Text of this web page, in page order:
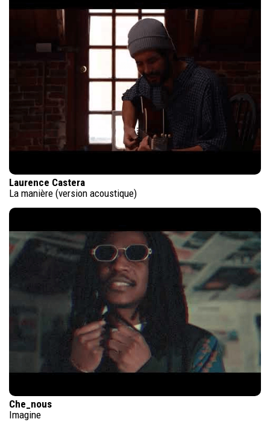
Laurence Castera
La manière (version acoustique)
Che_nous
Imagine